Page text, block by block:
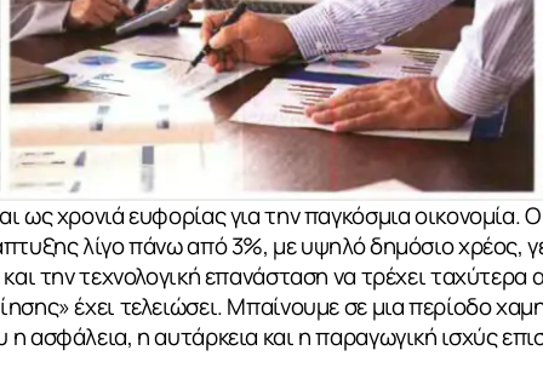
ως χρονιά ευφορίας για την παγκόσμια οικονομία.
λίγο πάνω από 3%, με υψηλό δημόσιο χρέος,
και την τεχνολογική επανάσταση να τρέχει
έχει τελειώσει. Μπαίνουμε σε μια περίοδο
ασφάλεια, η αυτάρκεια και η παραγωγική ισχύς